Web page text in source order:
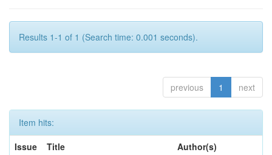
Results 1-1 of 1 (Search time: 0.001 seconds).
previous 1 next
Item hits:
Issue
Title Author(s)